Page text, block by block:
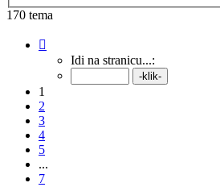
170 tema
7. Idi na stranicu...:
1
2
3
4
5
...
7